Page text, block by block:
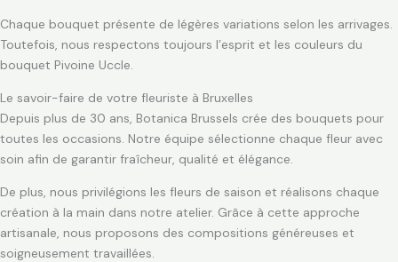
Chaque bouquet présente de légères variations selon les arrivages.
Toutefois, nous respectons toujours l’esprit et les couleurs du
bouquet Pivoine Uccle.
Le savoir-faire de votre fleuriste à Bruxelles
Depuis plus de 30 ans, Botanica Brussels crée des bouquets pour
toutes les occasions. Notre équipe sélectionne chaque fleur avec
soin afin de garantir fraîcheur, qualité et élégance.
De plus, nous privilégions les fleurs de saison et réalisons chaque
création à la main dans notre atelier. Grâce à cette approche
artisanale, nous proposons des compositions généreuses et
soigneusement travaillées.